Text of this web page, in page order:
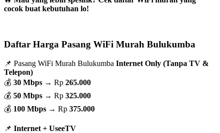
cocok buat kebutuhan lo!
Daftar Harga Pasang WiFi Murah Bulukumba
📌 Pasang WiFi Murah Bulukumba Internet Only (Tanpa TV &
Telepon)
💰 30 Mbps → Rp 265.000
💰 50 Mbps → Rp 325.000
💰 100 Mbps → Rp 375.000
📌 Internet + UseeTV